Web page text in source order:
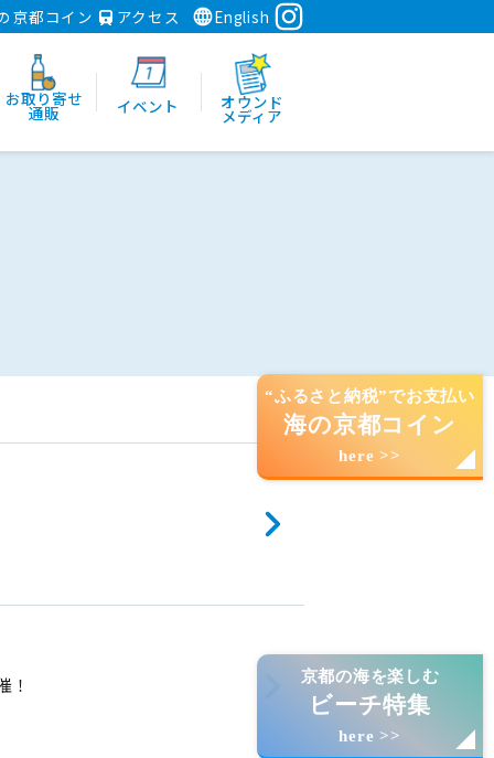
京都コイン アクセス English
お取り寄せ
通販 イベント オウンド
メディア
“ふるさと納税”でお支払い
海の京都コイン
here >>
京都の海を楽しむ
ビーチ特集
here >>
！